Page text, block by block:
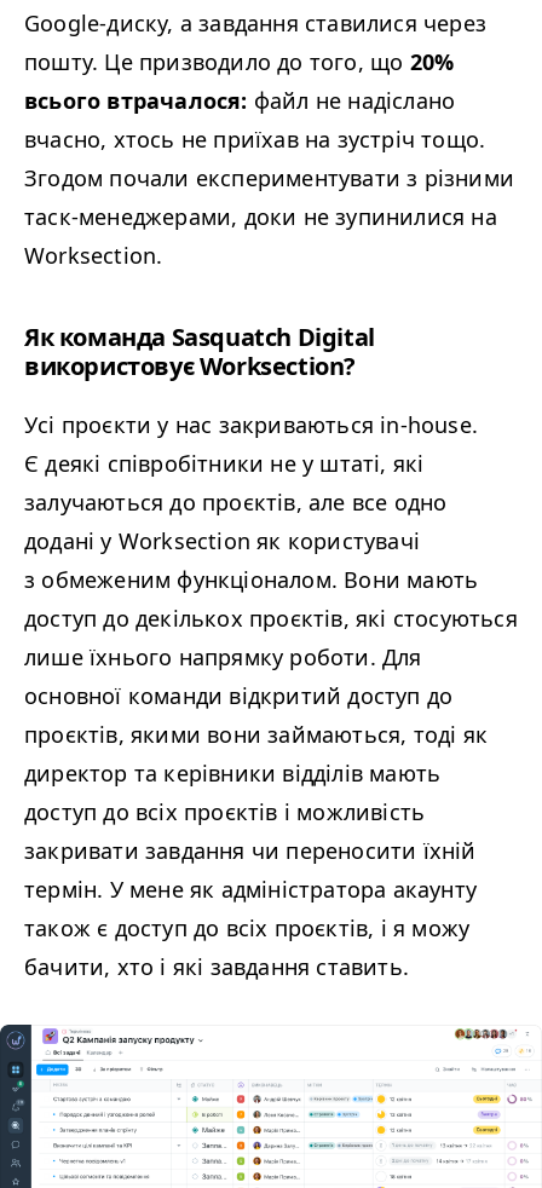
Google-диску, а завдання ставилися через
пошту. Це призводило до того, що 20%
всього втрачалося: файл не надіслано
вчасно, хтось не приїхав на зустріч тощо.
Згодом почали експериментувати з різними
таск-менеджерами, доки не зупинилися на
Worksection.
Як команда Sasquatch Digital
використовує Worksection?
Усі проєкти у нас закриваються in-house.
Є деякі співробітники не у штаті, які
залучаються до проєктів, але все одно
додані у Worksection як користувачі
з обмеженим функціоналом. Вони мають
доступ до декількох проєктів, які стосуються
лише їхнього напрямку роботи. Для
основної команди відкритий доступ до
проєктів, якими вони займаються, тоді як
директор та керівники відділів мають
доступ до всіх проєктів і можливість
закривати завдання чи переносити їхній
термін. У мене як адміністратора акаунту
також є доступ до всіх проєктів, і я можу
бачити, хто і які завдання ставить.